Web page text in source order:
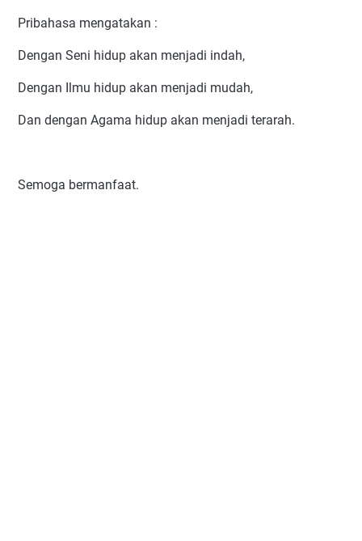
Pribahasa mengatakan :
Dengan Seni hidup akan menjadi indah,
Dengan Ilmu hidup akan menjadi mudah,
Dan dengan Agama hidup akan menjadi terarah.
Semoga bermanfaat.